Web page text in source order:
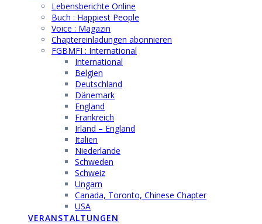
Lebensberichte Online
Buch : Happiest People
Voice : Magazin
Chaptereinladungen abonnieren
FGBMFI : International
International
Belgien
Deutschland
Dänemark
England
Frankreich
Irland – England
Italien
Niederlande
Schweden
Schweiz
Ungarn
Canada, Toronto, Chinese Chapter
USA
VERANSTALTUNGEN